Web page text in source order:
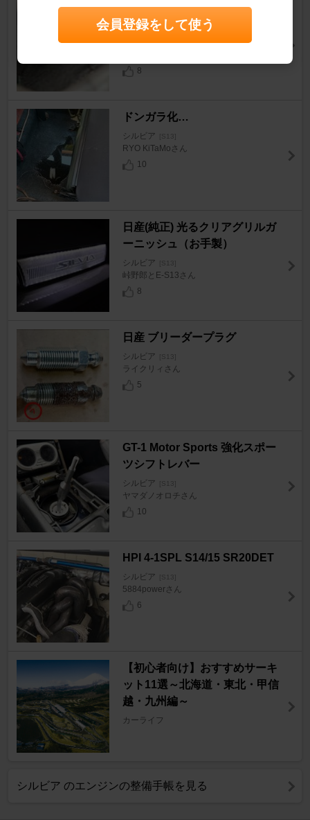
ブロアモーター・エバポレータ
ー清掃
シルビア [S13]
8
ドンガラ化…
シルビア [S13]
RYO KiTaMoさん
10
日産(純正) 光るクリアグリルガ
ーニッシュ（お手製）
シルビア [S13]
峠野郎とE-S13さん
8
日産 ブリーダープラグ
シルビア [S13]
ライクリィさん
5
GT-1 Motor Sports 強化スポー
ツシフトレバー
シルビア [S13]
ヤマダノオロチさん
10
HPI 4-1SPL S14/15 SR20DET
シルビア [S13]
5884powerさん
6
【初心者向け】おすすめサーキ
ット11選～北海道・東北・甲信
越・九州編～
カーライフ
シルビア のエンジンの整備手帳を見る
会員登録をして使う